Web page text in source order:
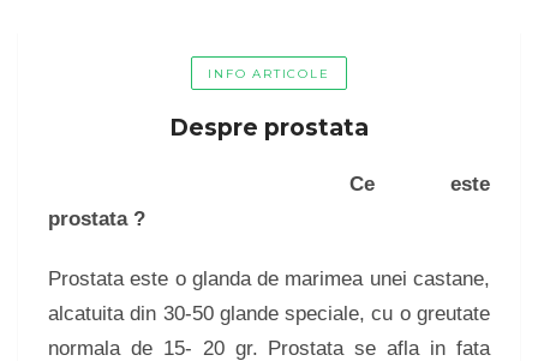
INFO ARTICOLE
Despre prostata
Ce este
prostata ?
Prostata este o glanda de marimea unei castane,
alcatuita din 30-50 glande speciale, cu o greutate
normala de 15- 20 gr. Prostata se afla in fata